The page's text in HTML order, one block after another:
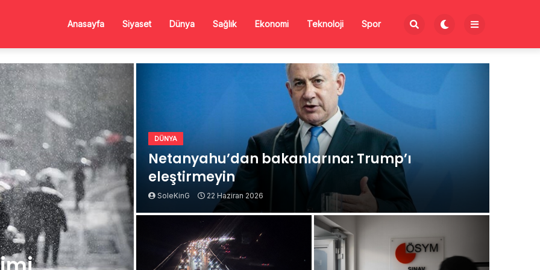
Anasayfa Siyaset Dünya Sağlık Ekonomi Teknoloji Spor
DÜNYA
Netanyahu’dan bakanlarına: Trump’ı
eleştirmeyin
SoleKinG 22 Haziran 2026